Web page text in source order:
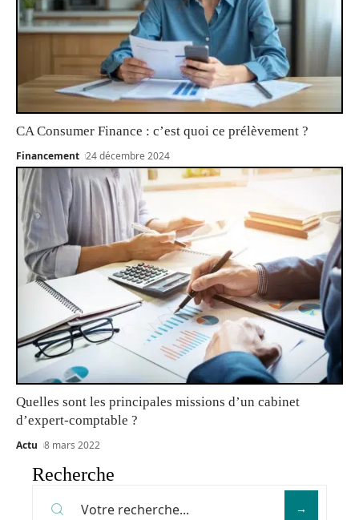
CA Consumer Finance : c’est quoi ce prélèvement ?
Financement 24 décembre 2024
Quelles sont les principales missions d’un cabinet
d’expert-comptable ?
Actu 8 mars 2022
Recherche